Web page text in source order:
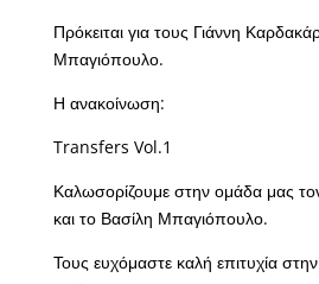
Πρόκειται για τους Γιάννη
Μπαγιόπουλο.
Η ανακοίνωση:
Transfers Vol.1
Καλωσορίζουμε στην ομάδα μας
και το Βασίλη Μπαγιόπουλο.
Τους ευχόμαστε καλή επιτυχία